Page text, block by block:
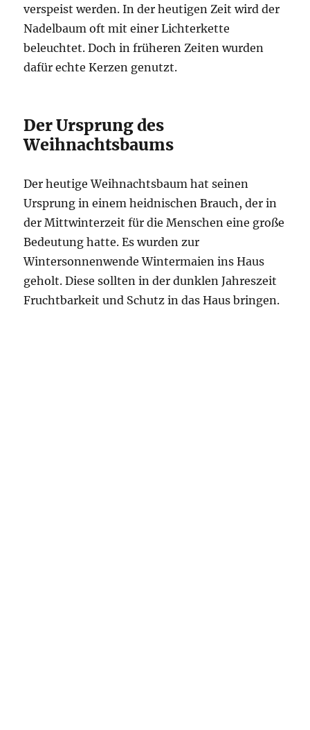
verspeist werden. In der heutigen Zeit wird der
Nadelbaum oft mit einer Lichterkette
beleuchtet. Doch in früheren Zeiten wurden
dafür echte Kerzen genutzt.
Der Ursprung des
Weihnachtsbaums
Der heutige Weihnachtsbaum hat seinen
Ursprung in einem heidnischen Brauch, der in
der Mittwinterzeit für die Menschen eine große
Bedeutung hatte. Es wurden zur
Wintersonnenwende Wintermaien ins Haus
geholt. Diese sollten in der dunklen Jahreszeit
Fruchtbarkeit und Schutz in das Haus bringen.